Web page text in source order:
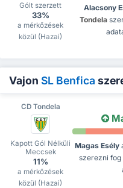
Gólt szerzett
33%
a mérkőzések
közül (Hazai)
Alacsony
Tondela
Vajon SL Benfica
CD Tondela
Kapott Gól Nélküli
Meccsek
11%
a mérkőzések
közül (Hazai)
Magas Esély
szerezni fog